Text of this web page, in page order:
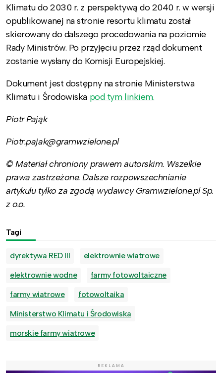
Klimatu do 2030 r. z perspektywą do 2040 r. w wersji
opublikowanej na stronie resortu klimatu został
skierowany do dalszego procedowania na poziomie
Rady Ministrów. Po przyjęciu przez rząd dokument
zostanie wysłany do Komisji Europejskiej.
Dokument jest dostępny na stronie Ministerstwa
Klimatu i Środowiska pod tym linkiem.
Piotr Pająk
Piotr.pajak@gramwzielone.pl
© Materiał chroniony prawem autorskim. Wszelkie
prawa zastrzeżone. Dalsze rozpowszechnianie
artykułu tylko za zgodą wydawcy Gramwzielone.pl Sp.
z o.o.
Tagi
dyrektywa RED III elektrownie wiatrowe
elektrownie wodne farmy fotowoltaiczne
farmy wiatrowe fotowoltaika
Ministerstwo Klimatu i Środowiska
morskie farmy wiatrowe
REKLAMA